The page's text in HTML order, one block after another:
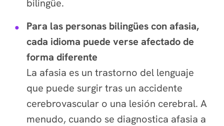
bilingüe.
Para las personas bilingües con afasia,
cada idioma puede verse afectado de
forma diferente
La afasia es un trastorno del lenguaje
que puede surgir tras un accidente
cerebrovascular o una lesión cerebral. A
menudo, cuando se diagnostica afasia a